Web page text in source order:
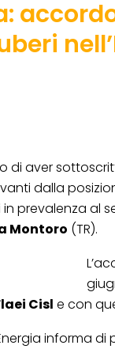
di aver
dalla
prevalenza al
Montoro (TR).
Cisl e con
informa